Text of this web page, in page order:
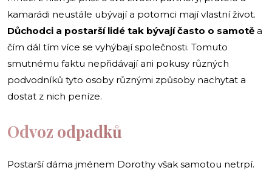
kamarádi neustále ubývají a potomci mají vlastní život.
Důchodci a postarší lidé tak bývají často o samotě a
čím dál tím více se vyhýbají společnosti. Tomuto
smutnému faktu nepřidávají ani pokusy různých
podvodníků tyto osoby různými způsoby nachytat a
dostat z nich peníze.
Odvoz odpadků
Postarší dáma jménem Dorothy však samotou netrpí.